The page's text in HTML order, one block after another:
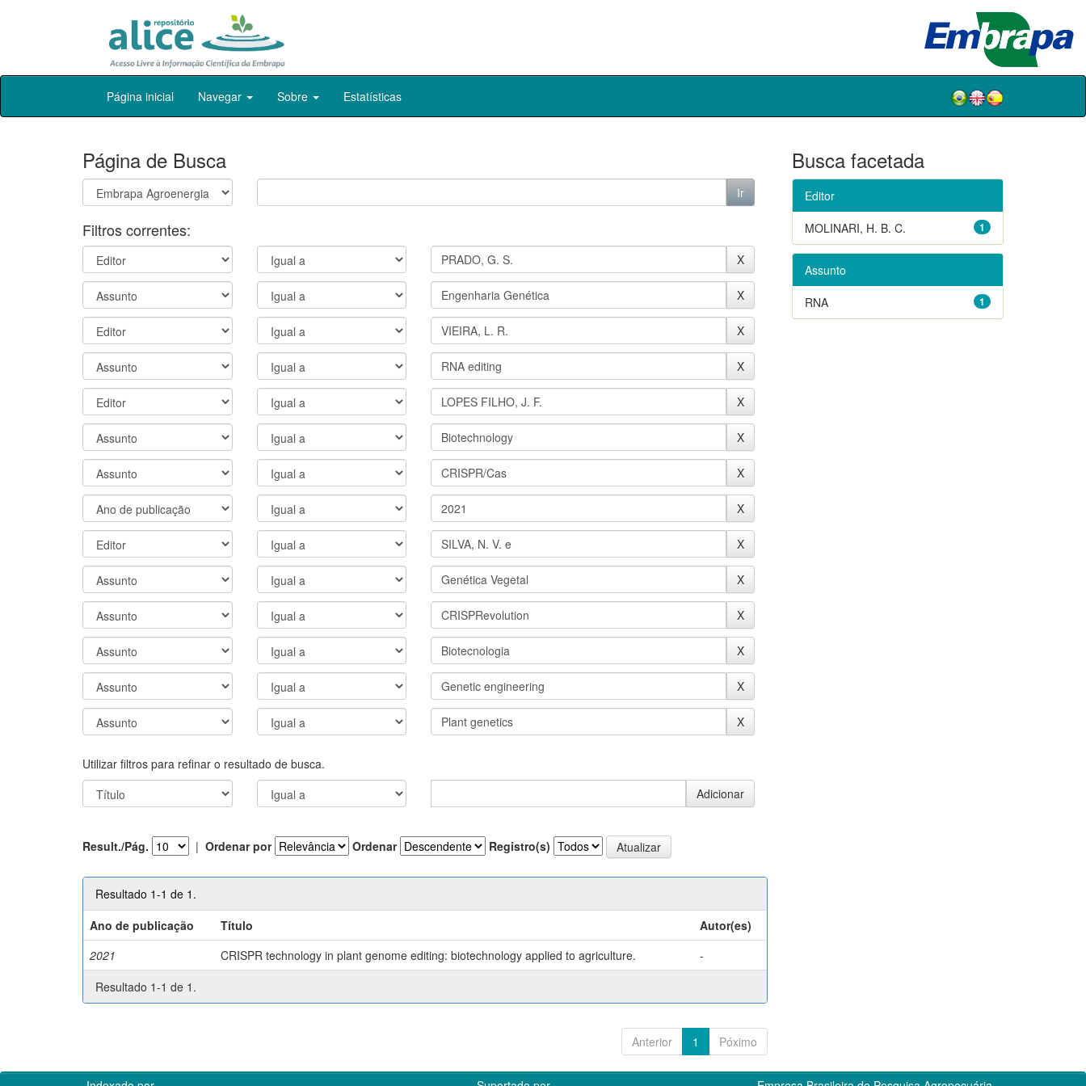
Skip
Página inicial Navegar Sobre Estatísticas
Página de Busca
Filtros correntes:
Utilizar filtros para refinar o resultado de busca.
Result./Pág. | Ordenar por Ordenar Registro(s)
Resultado 1-1 de 1.
Ano de publicação
Título
Autor(es)
2021
CRISPR technology in plant genome editing: biotechnology applied to agriculture.
-
Resultado 1-1 de 1.
Anterior 1 Póximo
Busca facetada
Editor
1
MOLINARI, H. B. C.
Assunto
1
RNA